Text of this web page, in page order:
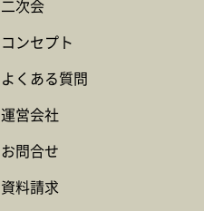
二次会
コンセプト
よくある質問
運営会社
お問合せ
資料請求